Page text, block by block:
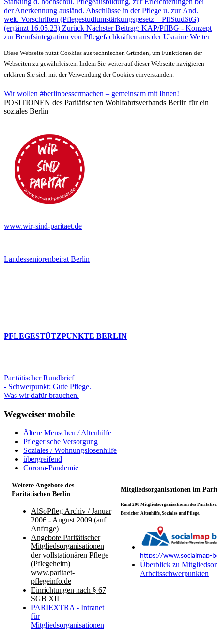
Stärkung d. hochschul. Pflegeausbildung, zur Erleichterungen bei
der Anerkennung ausländ. Abschlüsse in der Pflege u. zur Änd.
weit. Vorschriften (Pflegestudiumstärkungsgesetz – PflStudStG)
(ergänzt 16.05.23) Zurück Nächster Beitrag: KAP/PflBG - Konzept
zur Berufsintegration von Pflegefachkräften aus der Ukraine Weiter
Diese Webseite nutzt Cookies aus technischen Gründen, um Funktionen der
Webseiten zu gewährleisten. Indem Sie weiter auf dieser Webseite navigieren
erklären Sie sich mit der Verwendung der Cookies einverstanden.
Wir wollen #berlinbessermachen – gemeinsam mit Ihnen!
POSITIONEN des Paritätischen Wohlfahrtsverbands Berlin für ein
soziales Berlin
www.wir-sind-paritaet.de
Landesseniorenbeirat Berlin
PFLEGESTÜTZPUNKTE BERLIN
Paritätischer Rundbrief
- Schwerpunkt: Gute Pflege.
Was wir dafür brauchen.
Wegweiser mobile
Ältere Menschen / Altenhilfe
Pflegerische Versorgung
Soziales / Wohnungslosenhilfe
übergreifend
Corona-Pandemie
Weitere Angebote des
Paritätischen Berlin
Mitgliedsorganisationen im
AlSoPfleg Archiv / Januar
2006 - August 2009 (auf
Anfrage)
Angebote Paritätischer
Mitgliedsorganisationen
der vollstationären Pflege
(Pflegeheim)
www.paritaet-
pflegeinfo.de
Einrichtungen nach § 67
SGB XII
PARIEXTRA - Intranet
für
Mitgliedsorganisationen
Rund 200 Mitgliedsorganisationen des
Bereichen Altenhilfe, Soziales und Pflege.
https://www.socialmap-
Überblick zu
Arbeitsschwerpunkten